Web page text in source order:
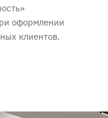
оформлении
клиентов.